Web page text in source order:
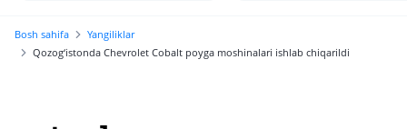
Bosh sahifa
Yangiliklar
Qozog‘istonda Chevrolet Cobalt poyga moshinalari ishlab chiqarildi